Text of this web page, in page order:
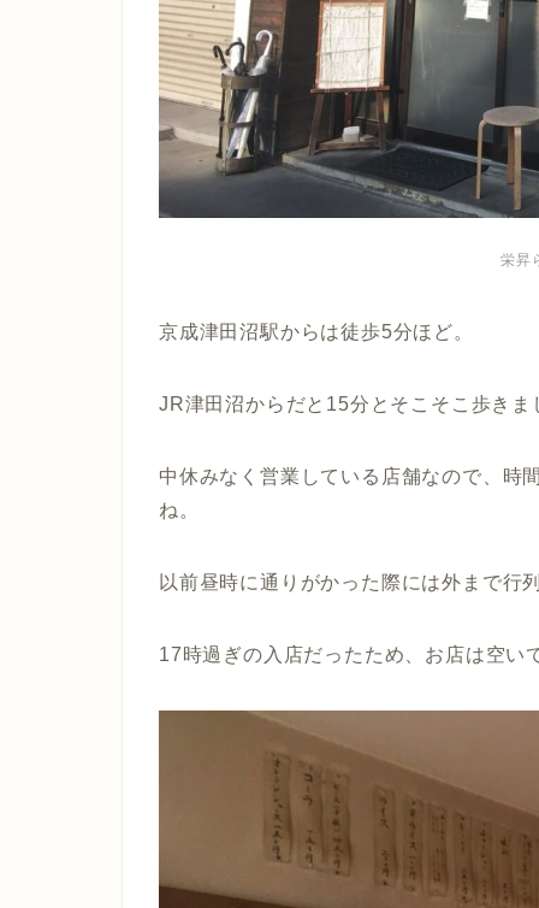
栄昇
京成津田沼駅からは徒歩5分ほど。
JR津田沼からだと15分とそこそこ歩きま
中休みなく営業している店舗なので、時
ね。
以前昼時に通りがかった際には外まで行
17時過ぎの入店だったため、お店は空い